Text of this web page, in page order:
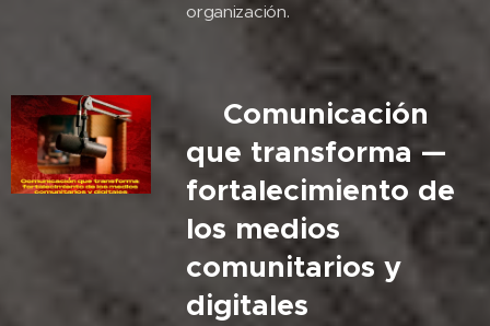
organización.
🎙️Comunicación
que transforma —
fortalecimiento de
los medios
comunitarios y
digitales